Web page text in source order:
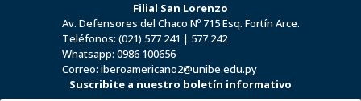
Filial San Lorenzo
Av. Defensores del Chaco Nº 715 Esq. Fortín Arce.
Teléfonos: (021) 577 241 | 577 242
Whatsapp: 0986 100656
Correo: iberoamericano2@unibe.edu.py
Suscribite a nuestro boletín informativo